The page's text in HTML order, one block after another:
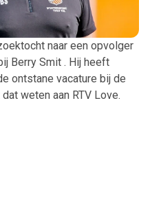
naar een opvolger
Berry Smit . Hij heeft
ontstane vacature bij de
weten aan RTV Love.